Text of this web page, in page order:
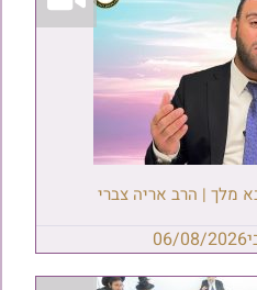
מלך | הרב אריה צברי
06/08/2026